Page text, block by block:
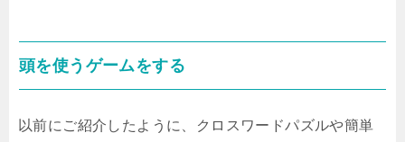
頭を使うゲームをする
以前にご紹介したように、クロスワードパズルや簡単